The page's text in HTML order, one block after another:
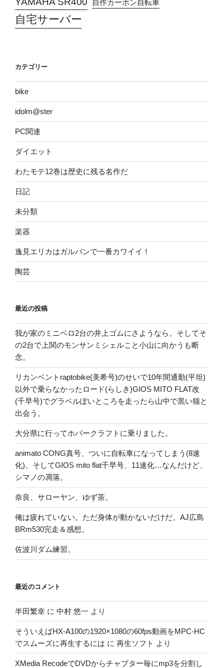
自作カーボン自転車
自宅サーバー
カテゴリー
bike
idolm@ster
PC関連
ダイエット
わたモテ12巻は歴史に残る名作だ
日記
未分類
楽器
逸見エリカはガルパンで一番カワイイ！
陶芸
最近の投稿
我が家のミニベロ2台の井上ゴムにさようなら。そしてそ
の2台で上関のモンサンミシェルこと小山に向かうも断
念。
リカンベントraptobike(美希号)のせいで10年間通勤(平坦)
以外で乗らなかったロード(らしき)GIOS MITO FLAT改
(千早号)でグラベルぽいところを走ったら山中で黒い猫と
出会う。
大分県に行ってホバークラフトに乗りました。
animato CONG真号、ついに自転車になってしまう(8速
化)。そしてGIOS mito flat千早号、11速化…なんだけど、
シマノの凋落。
奈良、サローヤン、ゆず茶。
俺は疲れていない。ただ身体が動かないだけだ。AJ広島
BRm530完走＆感想。
佐波川ダム練習。
最近のコメント
半田繁幸 に 中村 悠一 より
そういえばHX-A100の1920×1080の60fps動画をMPC-HC
でスムーズに再生するには に 再生ソフト より
XMedia RecodeでDVDからチャプター毎にmp3を分割し